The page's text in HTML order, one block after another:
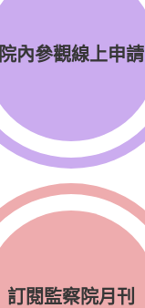
院內參觀線上申請
訂閱監察院月刊